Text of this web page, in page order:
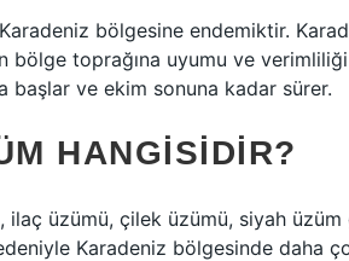
Karadeniz bölgesine endemiktir.
bölge toprağına uyumu ve
başlar ve ekim sonuna kadar sürer.
HANGISIDIR?
ilaç üzümü, çilek üzümü, siyah
Karadeniz bölgesinde daha